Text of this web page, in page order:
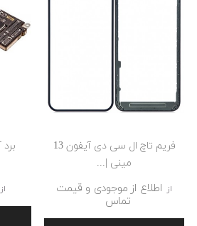
فریم تاچ ال سی دی آیفون 13
مینی |...
از
اطلاع از موجودی و قیمت
تماس
از